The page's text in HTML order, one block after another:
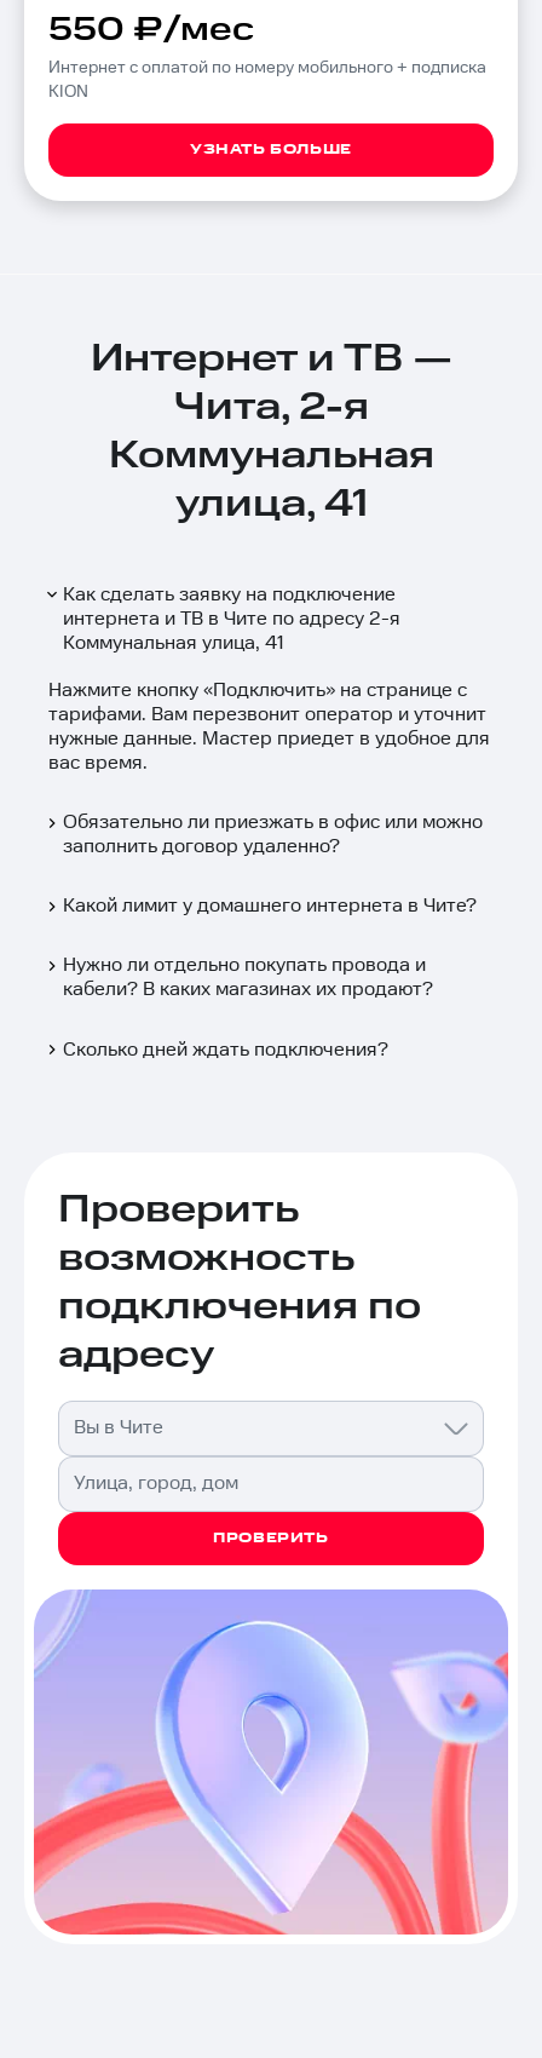
550 ₽/мес
Интернет с оплатой по номеру мобильного + подписка
KION
УЗНАТЬ БОЛЬШЕ
Интернет и ТВ —
Чита, 2-я
Коммунальная
улица, 41
Как сделать заявку на подключение
интернета и ТВ в Чите по адресу 2-я
Коммунальная улица, 41
Нажмите кнопку «Подключить» на странице с
тарифами. Вам перезвонит оператор и уточнит
нужные данные. Мастер приедет в удобное для
вас время.
Обязательно ли приезжать в офис или можно
заполнить договор удаленно?
Какой лимит у домашнего интернета в Чите?
Нужно ли отдельно покупать провода и
кабели? В каких магазинах их продают?
Сколько дней ждать подключения?
Проверить
возможность
подключения по
адресу
Вы в Чите
Улица, город, дом
ПРОВЕРИТЬ